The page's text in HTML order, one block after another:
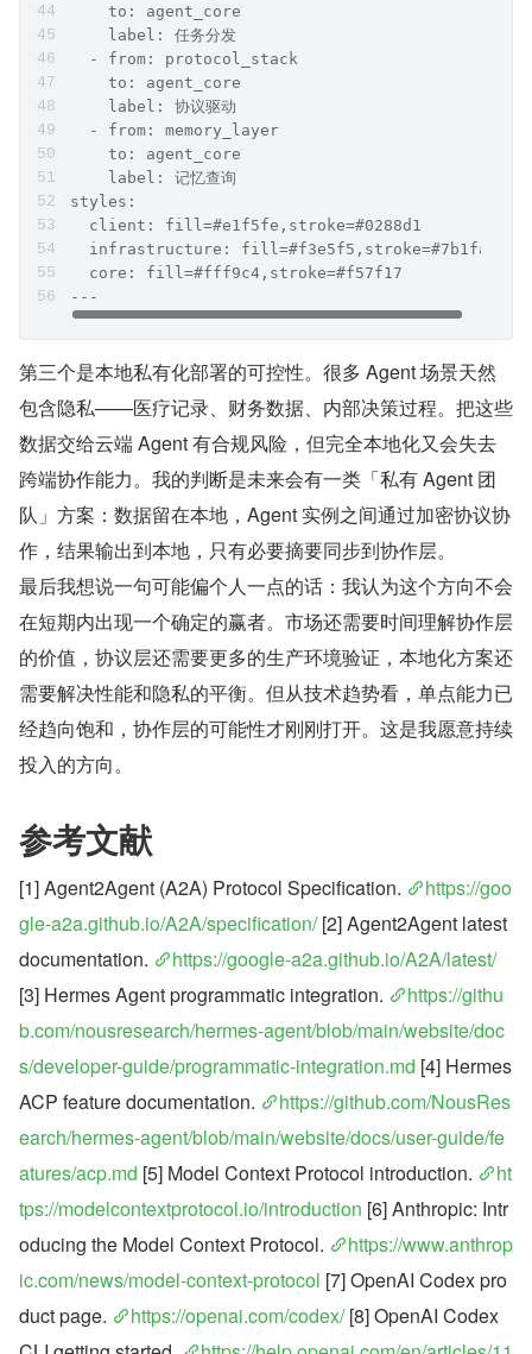
    to: agent_core
    label: 任务分发
  - from: protocol_stack
    to: agent_core
    label: 协议驱动
  - from: memory_layer
    to: agent_core
    label: 记忆查询
styles:
  client: fill=#e1f5fe,stroke=#0288d1
  infrastructure: fill=#f3e5f5,stroke=#7b1fa2
  core: fill=#fff9c4,stroke=#f57f17
---
第三个是本地私有化部署的可控性。很多 Agent 场景天然
包含隐私——医疗记录、财务数据、内部决策过程。把这些
数据交给云端 Agent 有合规风险，但完全本地化又会失去
跨端协作能力。我的判断是未来会有一类「私有 Agent 团
队」方案：数据留在本地，Agent 实例之间通过加密协议协
作，结果输出到本地，只有必要摘要同步到协作层。
最后我想说一句可能偏个人一点的话：我认为这个方向不会
在短期内出现一个确定的赢者。市场还需要时间理解协作层
的价值，协议层还需要更多的生产环境验证，本地化方案还
需要解决性能和隐私的平衡。但从技术趋势看，单点能力已
经趋向饱和，协作层的可能性才刚刚打开。这是我愿意持续
投入的方向。
参考文献
[1] Agent2Agent (A2A) Protocol Specification.
https://goo
gle-a2a.github.io/A2A/specification/ [2] Agent2Agent latest
documentation.
https://google-a2a.github.io/A2A/latest/
[3] Hermes Agent programmatic integration.
https://githu
b.com/nousresearch/hermes-agent/blob/main/website/doc
s/developer-guide/programmatic-integration.md [4] Hermes
ACP feature documentation.
https://github.com/NousRes
earch/hermes-agent/blob/main/website/docs/user-guide/fe
atures/acp.md [5] Model Context Protocol introduction.
ht
tps://modelcontextprotocol.io/introduction [6] Anthropic: Intr
oducing the Model Context Protocol.
https://www.anthrop
ic.com/news/model-context-protocol [7] OpenAI Codex pro
duct page.
https://openai.com/codex/ [8] OpenAI Codex